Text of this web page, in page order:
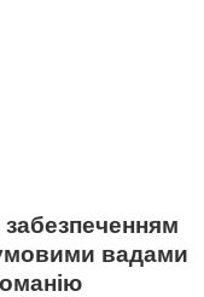
забезпеченням
вадами